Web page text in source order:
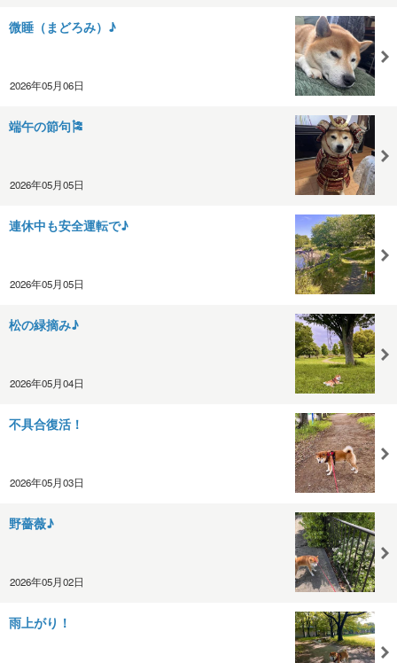
微睡（まどろみ）♪
2026年05月06日
端午の節句🎏
2026年05月05日
連休中も安全運転で♪
2026年05月05日
松の緑摘み♪
2026年05月04日
不具合復活！
2026年05月03日
野薔薇♪
2026年05月02日
雨上がり！